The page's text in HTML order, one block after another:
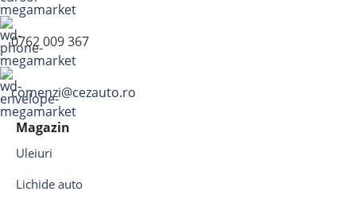
0762 009 367
comenzi@cezauto.ro
Magazin
Uleiuri
Lichide auto